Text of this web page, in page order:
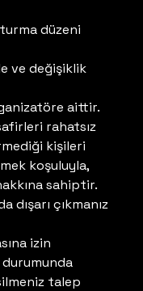
düzeni
ve değişiklik
aittir.
rahatsız
kişileri
koşuluyla,
sahiptir.
çıkmanız
izin
talep